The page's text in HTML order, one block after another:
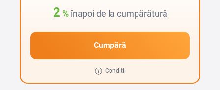
2 %înapoi de la cumpărătură
Cumpără
Condiții